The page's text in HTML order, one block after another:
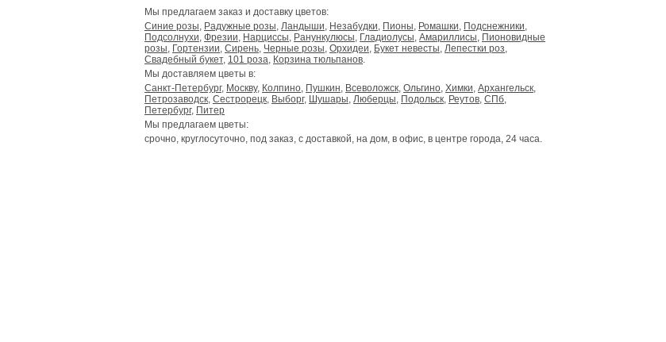
Мы предлагаем заказ и доставку цветов:
Синие розы, Радужные розы, Ландыши, Незабудки, Пионы, Ромашки, Подснежники,
Подсолнухи, Фрезии, Нарциссы, Ранункулюсы, Гладиолусы, Амариллисы, Пионовидные
розы, Гортензии, Сирень, Черные розы, Орхидеи, Букет невесты, Лепестки роз,
Свадебный букет, 101 роза, Корзина тюльпанов.
Мы доставляем цветы в:
Санкт-Петербург, Москву, Колпино, Пушкин, Всеволожск, Ольгино, Химки, Архангельск,
Петрозаводск, Сестрорецк, Выборг, Шушары, Люберцы, Подольск, Реутов, СПб,
Петербург, Питер
Мы предлагаем цветы:
срочно, круглосуточно, под заказ, с доставкой, на дом, в офис, в центре города, 24 часа.